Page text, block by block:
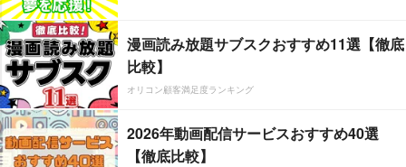
漫画読み放題サブスクおすすめ11選【徹底
比較】
オリコン顧客満足度ランキング
2026年動画配信サービスおすすめ40選
【徹底比較】